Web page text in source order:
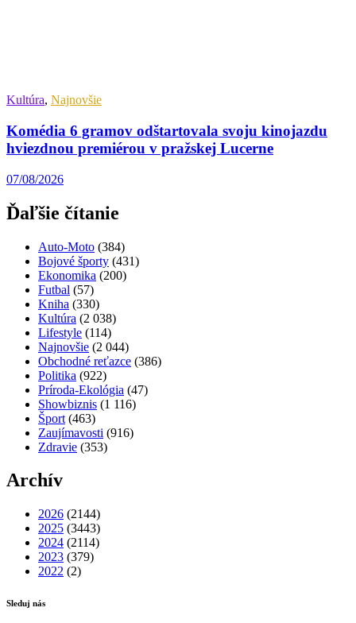
Kultúra, Najnovšie
Komédia 6 gramov odštartovala svoju kinojazdu
hviezdnou premiérou v pražskej Lucerne
07/08/2026
Ďaľšie čítanie
Auto-Moto (384)
Bojové športy (431)
Ekonomika (200)
Futbal (57)
Kniha (330)
Kultúra (2 038)
Lifestyle (114)
Najnovšie (2 044)
Obchodné reťazce (386)
Politika (922)
Príroda-Ekológia (47)
Showbiznis (1 116)
Šport (463)
Zaujímavosti (916)
Zdravie (353)
Archív
2026 (2144)
2025 (3443)
2024 (2114)
2023 (379)
2022 (2)
Sleduj nás